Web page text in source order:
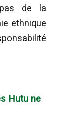
de la
ethnique
Hutu ne